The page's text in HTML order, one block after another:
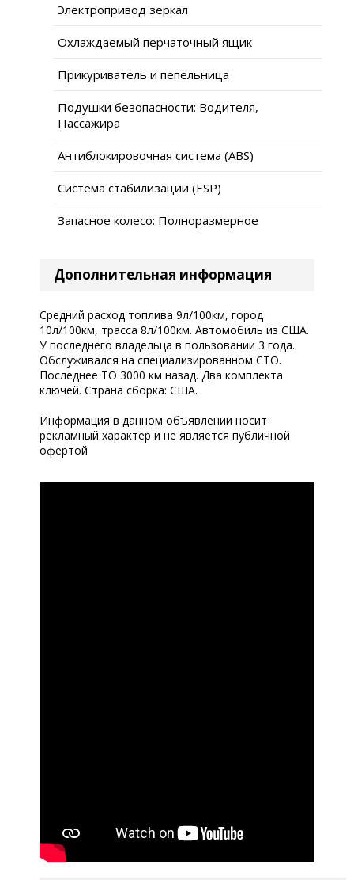
Электропривод зеркал
Охлаждаемый перчаточный ящик
Прикуриватель и пепельница
Подушки безопасности: Водителя,
Пассажира
Антиблокировочная система (ABS)
Система стабилизации (ESP)
Запасное колесо: Полноразмерное
Дополнительная информация
Средний расход топлива 9л/100км, город
10л/100км, трасса 8л/100км. Автомобиль из США.
У последнего владельца в пользовании 3 года.
Обслуживался на специализированном СТО.
Последнее ТО 3000 км назад. Два комплекта
ключей. Страна сборка: США.
Информация в данном объявлении носит
рекламный характер и не является публичной
офертой